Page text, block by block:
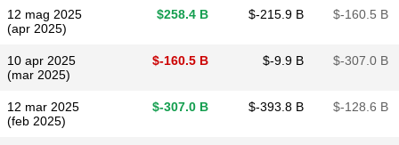
12 mag 2025
(apr 2025)
$​258.4 B $​-215.9 B $​-160.5 B
10 apr 2025
(mar 2025)
$​-160.5 B $​-9.9 B $​-307.0 B
12 mar 2025
(feb 2025)
$​-307.0 B $​-393.8 B $​-128.6 B